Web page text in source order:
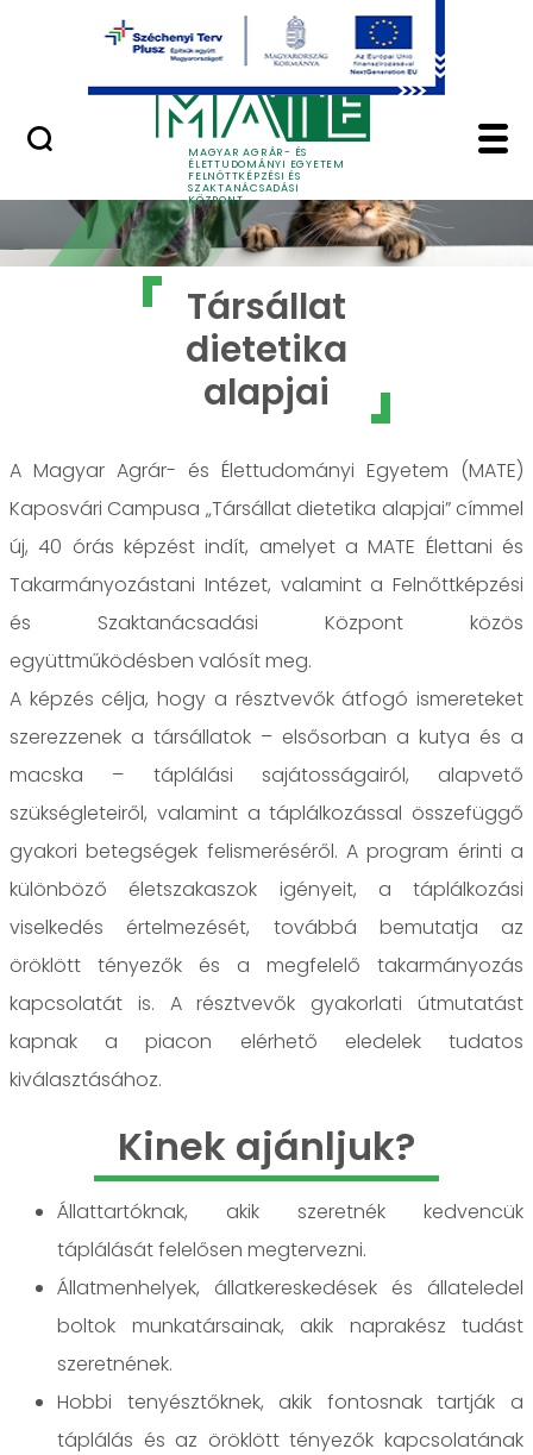
Ugrás a fő tartalomhoz
MAGYAR AGRÁR- ÉS
ÉLETTUDOMÁNYI EGYETEM
FELNŐTTKÉPZÉSI ÉS
SZAKTANÁCSADÁSI
KÖZPONT
Társállat dietetika
Társállat
dietetika
alapjai
A Magyar Agrár- és Élettudományi Egyetem (MATE)
Kaposvári Campusa „Társállat dietetika alapjai” címmel
új, 40 órás képzést indít, amelyet a MATE Élettani és
Takarmányozástani Intézet, valamint a Felnőttképzési
és Szaktanácsadási Központ közös
együttműködésben valósít meg.
A képzés célja, hogy a résztvevők átfogó ismereteket
szerezzenek a társállatok – elsősorban a kutya és a
macska – táplálási sajátosságairól, alapvető
szükségleteiről, valamint a táplálkozással összefüggő
gyakori betegségek felismeréséről. A program érinti a
különböző életszakaszok igényeit, a táplálkozási
viselkedés értelmezését, továbbá bemutatja az
öröklött tényezők és a megfelelő takarmányozás
kapcsolatát is. A résztvevők gyakorlati útmutatást
kapnak a piacon elérhető eledelek tudatos
kiválasztásához.
Kinek ajánljuk?
Állattartóknak, akik szeretnék kedvencük
táplálását felelősen megtervezni.
Állatmenhelyek, állatkereskedések és állateledel
boltok munkatársainak, akik naprakész tudást
szeretnének.
Hobbi tenyésztőknek, akik fontosnak tartják a
táplálás és az öröklött tényezők kapcsolatának